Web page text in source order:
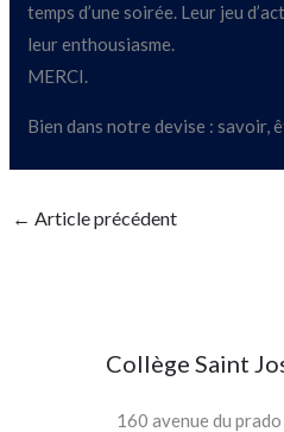
temps d’une soirée. Leur jeu
leur enthousiasme.
MERCI.
Bien dans notre devise : savoir,
← Article précédent
Collège Saint
160 avenue du